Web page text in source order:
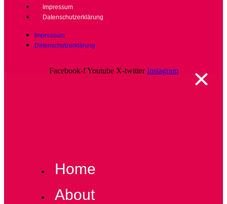
Impressum
Datenschutzerklärung
Impressum
Datenschutzerklärung
Facebook-f Youtube X-twitter Instagram
Home
About